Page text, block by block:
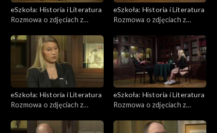
eSzkoła: Historia i Literatura
Rozmowa o zdjęciach z
eSzkoła: Historia i Literatura
Rozmowa o zdjęciach z
eSzkoła: Historia i Literatura
Rozmowa o zdjęciach z
eSzkoła: Historia i Literatura
Rozmowa o zdjęciach z